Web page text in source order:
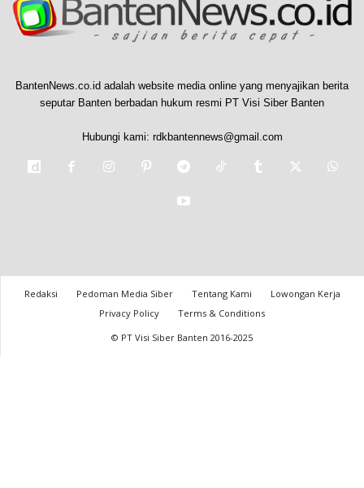
BantenNews.co.id adalah website media online yang menyajikan berita
seputar Banten berbadan hukum resmi PT Visi Siber Banten
Hubungi kami: rdkbantennews@gmail.com
Redaksi Pedoman Media Siber Tentang Kami
Lowongan Kerja
Privacy Policy
Terms & Conditions
© PT Visi Siber Banten 2016-2025